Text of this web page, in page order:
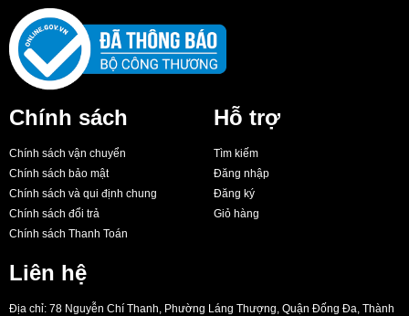
Chính sách
Chính sách vận chuyển
Chính sách bảo mật
Chính sách và qui định chung
Chính sách đổi trả
Chính sách Thanh Toán
Hỗ trợ
Tìm kiếm
Đăng nhập
Đăng ký
Giỏ hàng
Liên hệ
Địa chỉ: 78 Nguyễn Chí Thanh, Phường Láng Thượng, Quận Đống Đa, Thành